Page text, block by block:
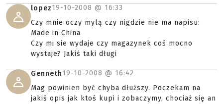
lopez19-10-2008 @ 16:33
Czy mnie oczy mylą czy nigdzie nie ma napisu:
Made in China
Czy mi sie wydaje czy magazynek coś mocno
wystaje? Jakiś taki długi
Genneth19-10-2008 @ 16:42
Mag powinien być chyba dłuższy. Poczekam na
jakiś opis jak ktoś kupi i zobaczymy, chociaż się an